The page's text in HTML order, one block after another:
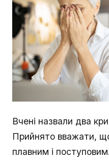
Вчені назвали два
Прийнято вважати,
плавним і